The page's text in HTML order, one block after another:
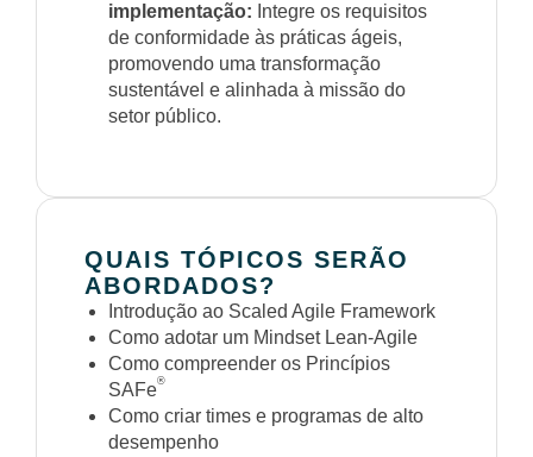
implementação: Integre os requisitos
de conformidade às práticas ágeis,
promovendo uma transformação
sustentável e alinhada à missão do
setor público.
QUAIS TÓPICOS SERÃO
ABORDADOS?
Introdução ao Scaled Agile Framework
Como adotar um Mindset Lean-Agile
Como compreender os Princípios
SAFe®
Como criar times e programas de alto
desempenho